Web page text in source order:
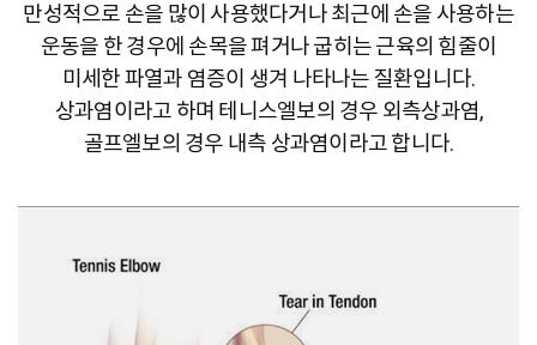
만성적으로 손을 많이 사용했다거나 최근에 손을 사용하는
운동을 한 경우에 손목을 펴거나 굽히는 근육의 힘줄이
미세한 파열과 염증이 생겨 나타나는 질환입니다.
상과염이라고 하며 테니스엘보의 경우 외측상과염,
골프엘보의 경우 내측 상과염이라고 합니다.